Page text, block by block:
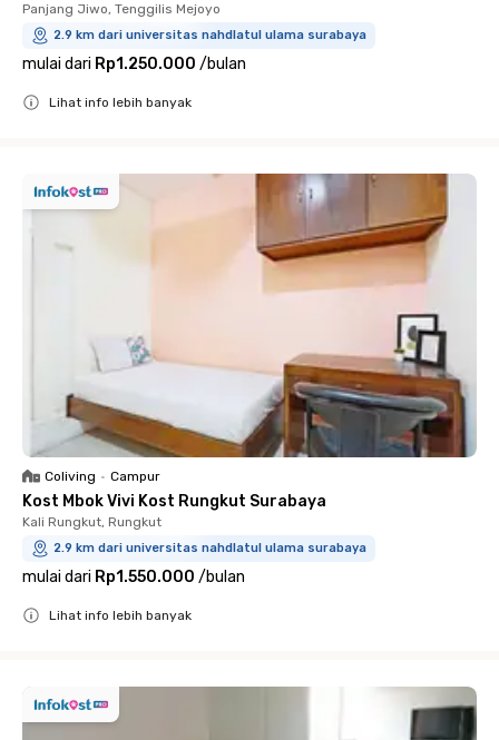
Panjang Jiwo, Tenggilis Mejoyo
2.9 km dari universitas nahdlatul ulama surabaya
mulai dari Rp1.250.000 /bulan
Lihat info lebih banyak
Coliving • Campur
Kost Mbok Vivi Kost Rungkut Surabaya
Kali Rungkut, Rungkut
2.9 km dari universitas nahdlatul ulama surabaya
mulai dari Rp1.550.000 /bulan
Lihat info lebih banyak